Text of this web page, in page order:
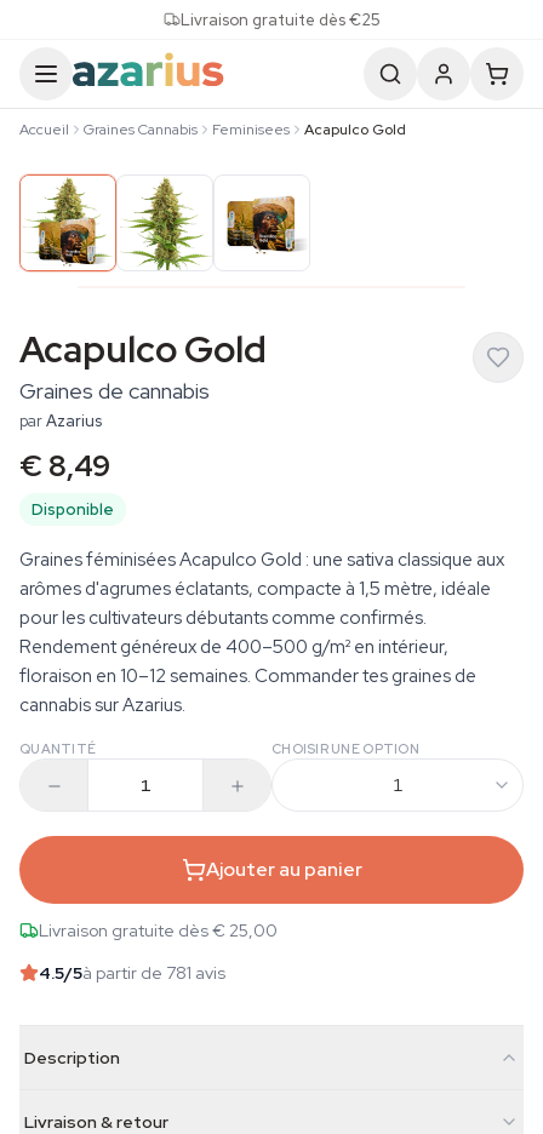
Livraison gratuite dès €25
Accueil Graines Cannabis Feminisees Acapulco Gold
Acapulco Gold
Graines de cannabis
parAzarius
€ 8,49
Disponible
Graines féminisées Acapulco Gold : une sativa classique aux
arômes d'agrumes éclatants, compacte à 1,5 mètre, idéale
pour les cultivateurs débutants comme confirmés.
Rendement généreux de 400–500 g/m² en intérieur,
floraison en 10–12 semaines. Commander tes graines de
cannabis sur Azarius.
QUANTITÉ CHOISIR UNE OPTION
1
Ajouter au panier
Livraison gratuite dès € 25,00
4.5/5à partir de 781 avis
Description
Livraison & retour